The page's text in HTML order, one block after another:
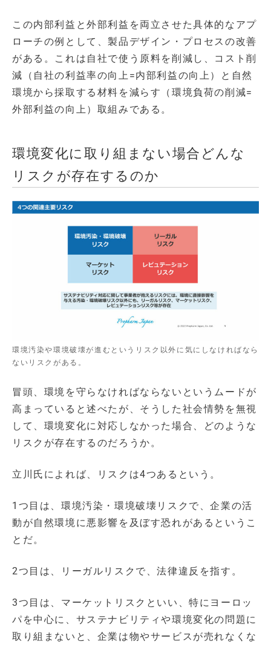
この内部利益と外部利益を両立させた具体的なアプ
ローチの例として、製品デザイン・プロセスの改善
がある。これは自社で使う原料を削減し、コスト削
減（自社の利益率の向上=内部利益の向上）と自然
環境から採取する材料を減らす（環境負荷の削減=
外部利益の向上）取組みである。
環境変化に取り組まない場合どんな
リスクが存在するのか
環境汚染や環境破壊が進むというリスク以外に気にしなければなら
ないリスクがある。
冒頭、環境を守らなければならないというムードが
高まっていると述べたが、そうした社会情勢を無視
して、環境変化に対応しなかった場合、どのような
リスクが存在するのだろうか。
立川氏によれば、リスクは4つあるという。
1つ目は、環境汚染・環境破壊リスクで、企業の活
動が自然環境に悪影響を及ぼす恐れがあるというこ
とだ。
2つ目は、リーガルリスクで、法律違反を指す。
3つ目は、マーケットリスクといい、特にヨーロッ
パを中心に、サステナビリティや環境変化の問題に
取り組まないと、企業は物やサービスが売れなくな